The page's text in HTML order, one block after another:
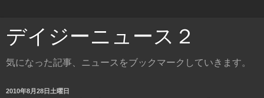
デイジーニュース２
気になった記事、ニュースをブックマークしていきます。
2010年8月28日土曜日